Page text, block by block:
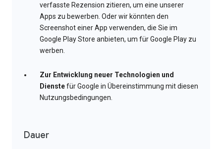
verfasste Rezension zitieren, um eine unserer
Apps zu bewerben. Oder wir könnten den
Screenshot einer App verwenden, die Sie im
Google Play Store anbieten, um für Google Play zu
werben.
Zur Entwicklung neuer Technologien und
Dienstefür Google in Übereinstimmung mit diesen
Nutzungsbedingungen.
Dauer